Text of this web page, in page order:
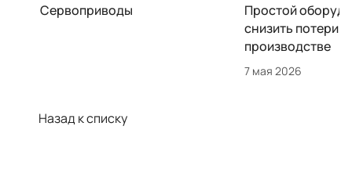
Сервоприводы
Простой
снизить потери
производстве
7 мая 2026
Назад к списку